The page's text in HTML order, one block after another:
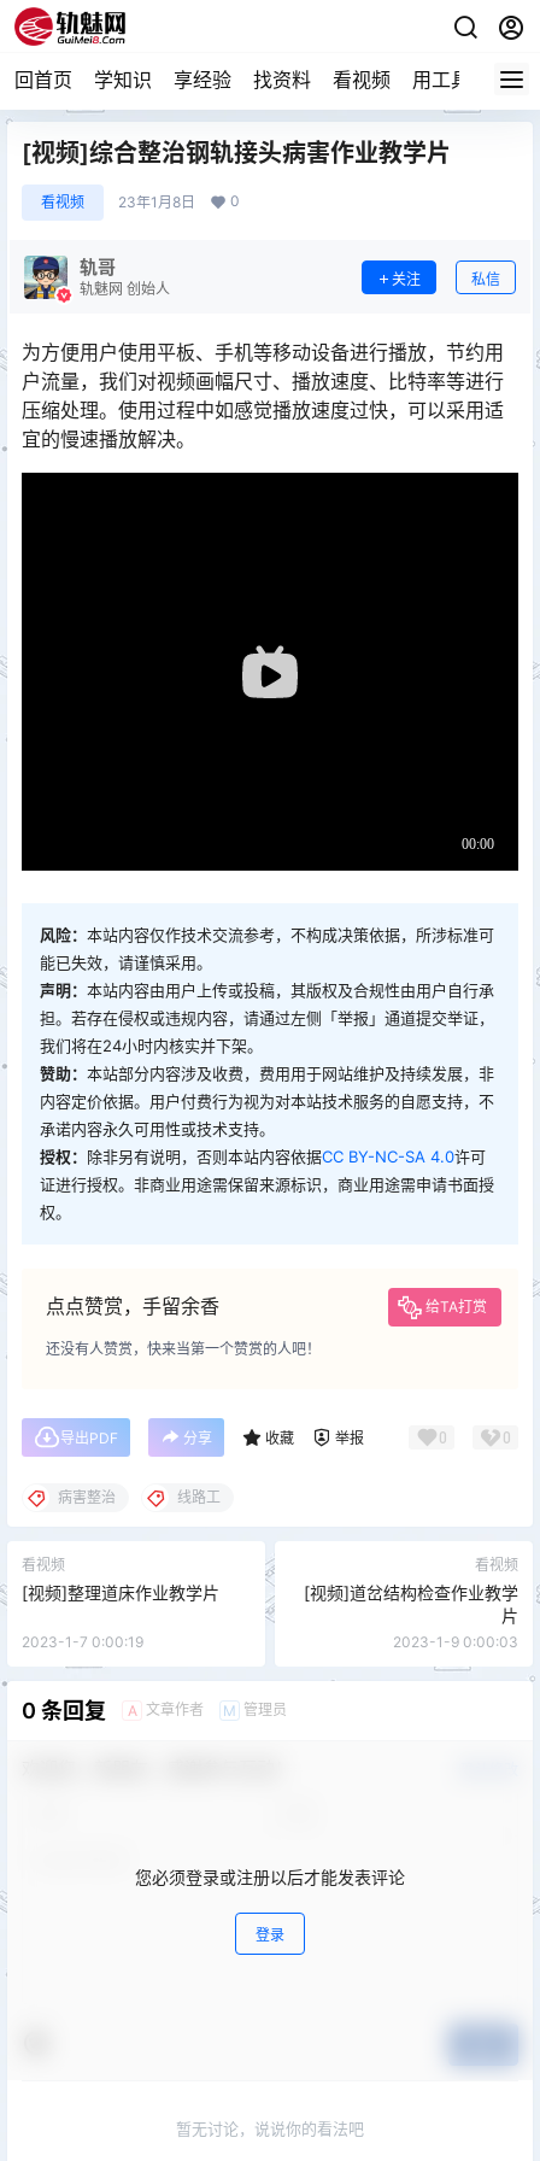
回首页 学知识 享经验 找资料 看视频 用工具 论技
[视频]综合整治钢轨接头病害作业教学片
看视频 23年1月8日 0
轨哥
轨魅网 创始人
关注 私信
为方便用户使用平板、手机等移动设备进行播放，节约用
户流量，我们对视频画幅尺寸、播放速度、比特率等进行
压缩处理。使用过程中如感觉播放速度过快，可以采用适
宜的慢速播放解决。󠅅󠅃󠄵󠅂󠄪󠇖󠆨󠆨󠇕󠆞󠆒󠅬󠇘󠆭󠆘󠇙󠆝󠅵󠇗󠆭󠆁󠄐󠇗󠅹󠅸󠇖󠆍󠅳󠇖󠅹󠅰󠇖󠆌󠅹
风险： 本站内容仅作技术交流参考，不构成决策依据，所涉标准可
能已失效，请谨慎采用。
声明： 本站内容由用户上传或投稿，其版权及合规性由用户自行承
担。若存在侵权或违规内容，请通过左侧「举报」通道提交举证，
我们将在24小时内核实并下架。
赞助： 本站部分内容涉及收费，费用用于网站维护及持续发展，非
内容定价依据。用户付费行为视为对本站技术服务的自愿支持，不
承诺内容永久可用性或技术支持。
授权： 除非另有说明，否则本站内容依据CC BY-NC-SA 4.0许可
证进行授权。非商业用途需保留来源标识，商业用途需申请书面授
权。
点点赞赏，手留余香 给TA打赏
还没有人赞赏，快来当第一个赞赏的人吧！
导出PDF 分享 收藏 举报 0 0
病害整治 线路工
看视频
[视频]整理道床作业教学片
2023-1-7 0:00:19
看视频
[视频]道岔结构检查作业教学
片
2023-1-9 0:00:03
0 条回复 A 文章作者 M 管理员
您必须登录或注册以后才能发表评论
登录
暂无讨论，说说你的看法吧